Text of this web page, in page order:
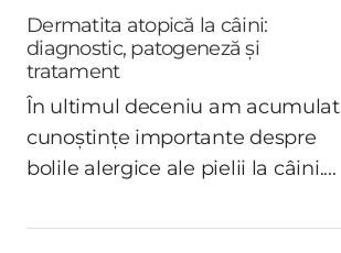
Dermatita atopică la câini:
diagnostic, patogeneză și
tratament
În ultimul deceniu am acumulat
cunoștințe importante despre
bolile alergice ale pielii la câini....